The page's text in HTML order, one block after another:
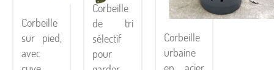
Corbeille
sur pied,
avec
Corbeille
de tri
sélectif
pour
Corbeille
urbaine